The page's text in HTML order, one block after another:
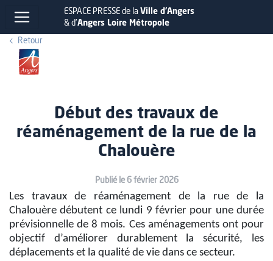
ESPACE PRESSE de la Ville d'Angers
& d'Angers Loire Métropole
Retour
Début des travaux de
réaménagement de la rue de la
Chalouère
Publié le 6 février 2026
Les travaux de réaménagement de la rue de la
Chalouère débutent ce lundi 9 février pour une durée
prévisionnelle de 8 mois. Ces aménagements ont pour
objectif d’améliorer durablement la sécurité, les
déplacements et la qualité de vie dans ce secteur.